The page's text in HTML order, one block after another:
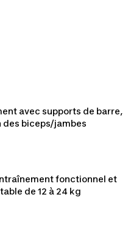
Sacs de transport
avec supports de barre,
biceps/jambes
fonctionnel et
de 12 à 24 kg